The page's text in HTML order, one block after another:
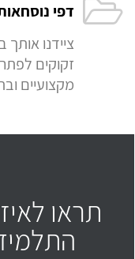
דפי
ציידנו
זקוקים
מקצועיים
תראו